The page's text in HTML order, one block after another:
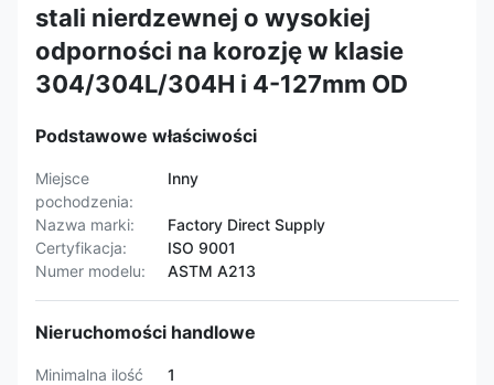
stali nierdzewnej o wysokiej
odporności na korozję w klasie
304/304L/304H i 4-127mm OD
Podstawowe właściwości
Miejsce
pochodzenia:
Inny
Nazwa marki:
Factory Direct Supply
Certyfikacja:
ISO 9001
Numer modelu:
ASTM A213
Nieruchomości handlowe
Minimalna ilość
1